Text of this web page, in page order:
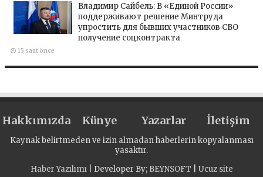
Владимир Сайбель: В «Единой России»
поддерживают решение Минтруда
упростить для бывших участников СВО
получение соцконтракта
15 saat önce
Hakkımızda Künye Yazarlar İletişim
Kaynak belirtmeden ve izin almadan haberlerin kopyalanması
yasaktır.
Haber Yazılımı| Developer By; BEYNSOFT Ucuz site